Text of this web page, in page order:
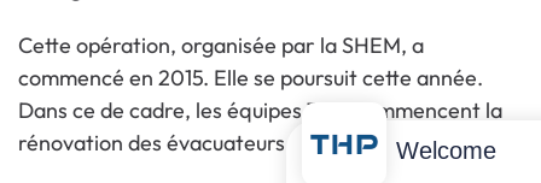
Cette opération, organisée par la SHEM, a
commencé en 2015. Elle se poursuit cette année.
Dans ce de cadre, les équipes THP commencent la
rénovation des évacuateurs de crue du barrage.
Welcome